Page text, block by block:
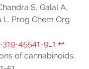
S, Galal A.
Prog Chem Org
45541-9_1 ↩︎
of cannabinoids.